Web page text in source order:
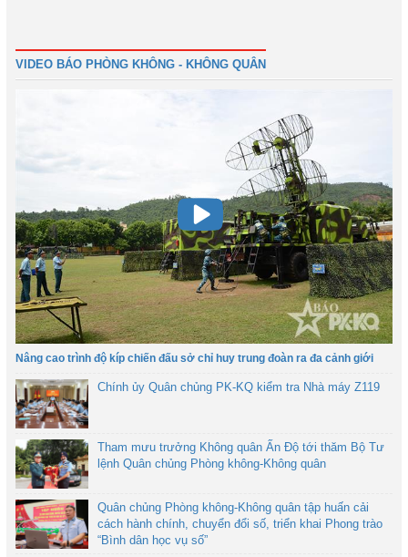
VIDEO BÁO PHÒNG KHÔNG - KHÔNG QUÂN
Nâng cao trình độ kíp chiến đấu sở chỉ huy trung đoàn ra đa cảnh giới
Chính ủy Quân chủng PK-KQ kiểm tra Nhà máy Z119
Tham mưu trưởng Không quân Ấn Độ tới thăm Bộ Tư
lệnh Quân chủng Phòng không-Không quân
Quân chủng Phòng không-Không quân tập huấn cải
cách hành chính, chuyển đổi số, triển khai Phong trào
“Bình dân học vụ số”